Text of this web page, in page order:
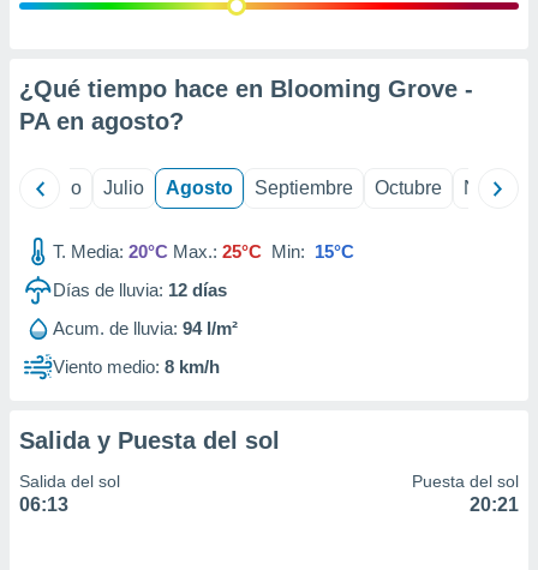
e
mediante
de
1199
¿Qué tiempo hace en Blooming Grove -
PA en agosto?
Junio Julio Agosto Septiembre Octubre
T. Media: 20°C Max.: 25°C Min: 15°C
Días de lluvia: 12 días
Acum. de lluvia: 94 l/m²
Viento medio: 8 km/h
Salida y Puesta del sol
Salida del sol
06:13
Puesta del sol
20:21